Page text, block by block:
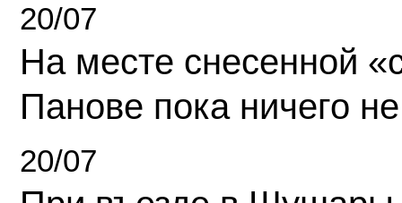
20/07
На месте снесенной
Панове пока ничего
20/07